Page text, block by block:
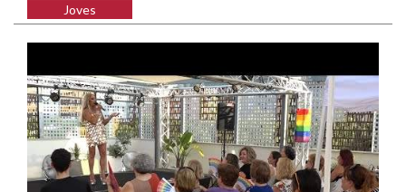
Joves